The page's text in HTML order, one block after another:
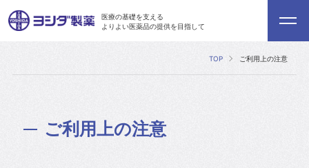
医療の基礎を支える
よりよい医薬品の提供を目指して
TOP ご利用上の注意
ご利用上の注意